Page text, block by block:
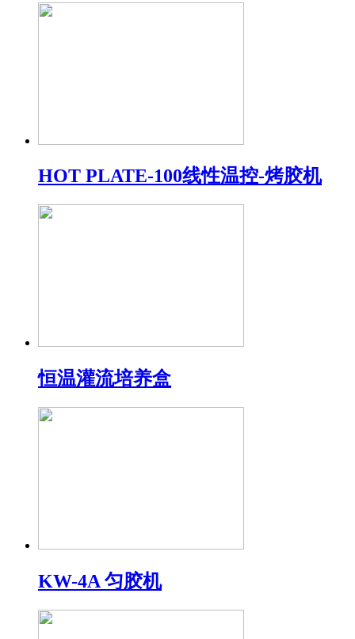
HOT PLATE-100线性温控-烤胶机
恒温灌流培养盒
KW-4A 匀胶机